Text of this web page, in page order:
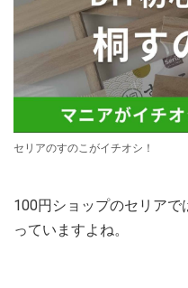
セリアのすのこがイチオシ！
100円ショップのセリアで
っていますよね。